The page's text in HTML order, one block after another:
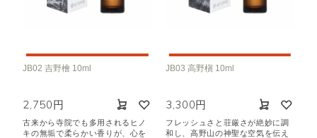
JB02 吉野檜 10ml
2,750円
古来から寺院でも多用されるヒノ
キの無垢で柔らかい香りが、心を
JB03 高野槇 10ml
3,300円
フレッシュさと荘厳さが絶妙に調
和し、高野山の神聖な空気を伝え